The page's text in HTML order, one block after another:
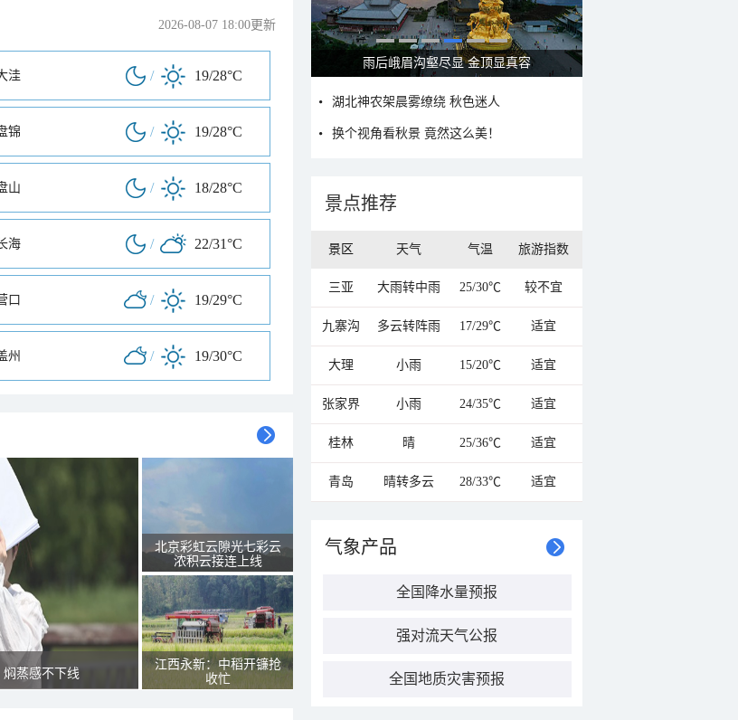
2026-08-07 18:00更新
洼 / 19/28°C
锦 / 19/28°C
山 / 18/28°C
海 / 22/31°C
口 / 19/29°C
州 / 19/30°C
蒸感不下线
北京彩虹云隙光七彩云
浓积云接连上线
江西永新：中稻开镰抢
收忙
雨后峨眉沟壑尽显 金顶显真容
湖北神农架晨雾缭绕 秋色迷人
换个视角看秋景 竟然这么美！
景点推荐
景区 天气 气温 旅游指数
三亚 大雨转中雨 25/30℃ 较不宜
九寨沟 多云转阵雨 17/29℃ 适宜
大理 小雨 15/20℃ 适宜
张家界 小雨 24/35℃ 适宜
桂林 晴 25/36℃ 适宜
青岛 晴转多云 28/33℃ 适宜
气象产品
全国降水量预报
强对流天气公报
全国地质灾害预报